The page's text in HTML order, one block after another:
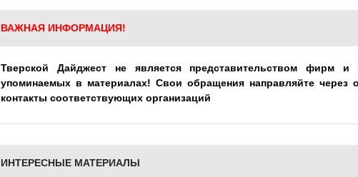
ВАЖНАЯ ИНФОРМАЦИЯ!
Тверской Дайджест не является представительством фирм и
упоминаемых в материалах! Свои обращения направляйте через
контакты соответствующих организаций
ИНТЕРЕСНЫЕ МАТЕРИАЛЫ